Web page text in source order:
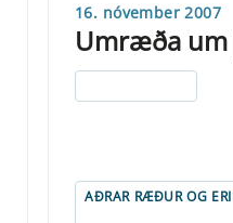
16. nóvember 2007
Umræða um
AÐRAR RÆÐUR OG